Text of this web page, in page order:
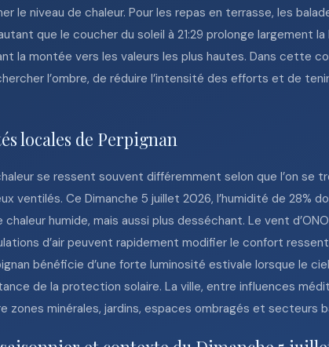
le niveau de chaleur. Pour les repas en terrasse, les
que le coucher du soleil à 21:29 prolonge
la montée vers les valeurs les plus hautes. Dans cette
l’ombre, de réduire l’intensité des efforts et de
locales de Perpignan
se ressent souvent différemment selon que l’on
ventilés. Ce Dimanche 5 juillet 2026, l’humidité de 28%
chaleur humide, mais aussi plus desséchant. Le vent
d’air peuvent rapidement modifier le confort
bénéficie d’une forte luminosité estivale lorsque le
de la protection solaire. La ville, entre influences
zones minérales, jardins, espaces ombragés et secteurs